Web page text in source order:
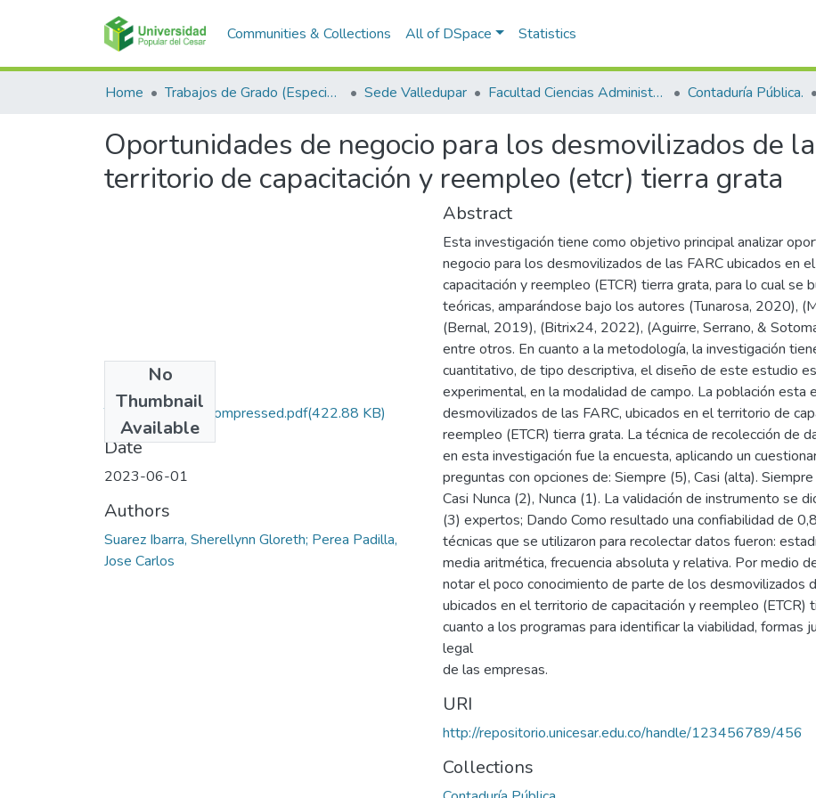
Communities & Collections All of DSpace Statistics
Home Trabajos de Grado (Especializaciones y Pregrados) Sede Valledupar Facultad Ciencias Administrativas Contables y Económicas – Face Contaduría Pública.
Oportunidades de negocio para los desmovilizados de
territorio de capacitación y reempleo (etcr) tierra grata
No
Thumbnail
Available
TG-CP 2023-2_compressed.pdf(422.88 KB)
Date
2023-06-01
Authors
Suarez Ibarra, Sherellynn Gloreth; Perea Padilla,
Jose Carlos
Abstract
Esta investigación tiene como objetivo principal analizar
negocio para los desmovilizados de las FARC ubicados en
capacitación y reempleo (ETCR) tierra grata, para lo cual se
teóricas, amparándose bajo los autores (Tunarosa, 2020),
(Bernal, 2019), (Bitrix24, 2022), (Aguirre, Serrano, &
entre otros. En cuanto a la metodología, la investigación
cuantitativo, de tipo descriptiva, el diseño de este estudio
experimental, en la modalidad de campo. La población esta
desmovilizados de las FARC, ubicados en el territorio de
reempleo (ETCR) tierra grata. La técnica de recolección de
en esta investigación fue la encuesta, aplicando un
preguntas con opciones de: Siempre (5), Casi (alta).
Casi Nunca (2), Nunca (1). La validación de instrumento se
(3) expertos; Dando Como resultado una confiabilidad de
técnicas que se utilizaron para recolectar datos fueron:
media aritmética, frecuencia absoluta y relativa. Por medio
notar el poco conocimiento de parte de los desmovilizados
ubicados en el territorio de capacitación y reempleo (ETCR)
cuanto a los programas para identificar la viabilidad, formas
legal
de las empresas.
URI
http://repositorio.unicesar.edu.co/handle/123456789/456
Collections